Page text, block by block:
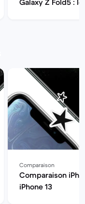
Galaxy Z Fold5 :
Comparaison
Comparaison
iPhone 13